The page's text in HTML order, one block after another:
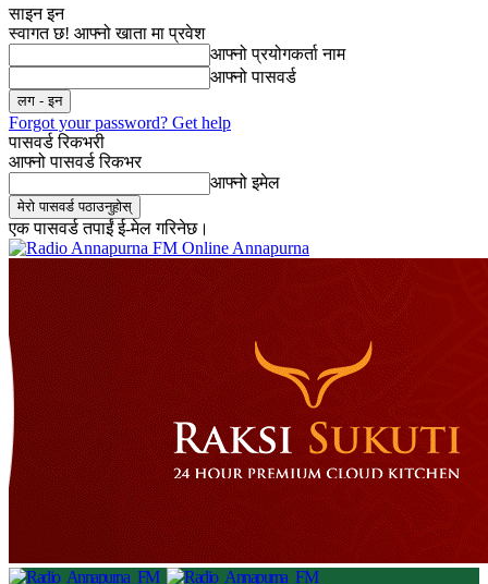
साइन इन
स्वागत छ! आफ्नो खाता मा प्रवेश
आफ्नो प्रयोगकर्ता नाम
आफ्नो पासवर्ड
Forgot your password? Get help
पासवर्ड रिकभरी
आफ्नो पासवर्ड रिकभर
आफ्नो इमेल
एक पासवर्ड तपाईं ई-मेल गरिनेछ।
Online Annapurna